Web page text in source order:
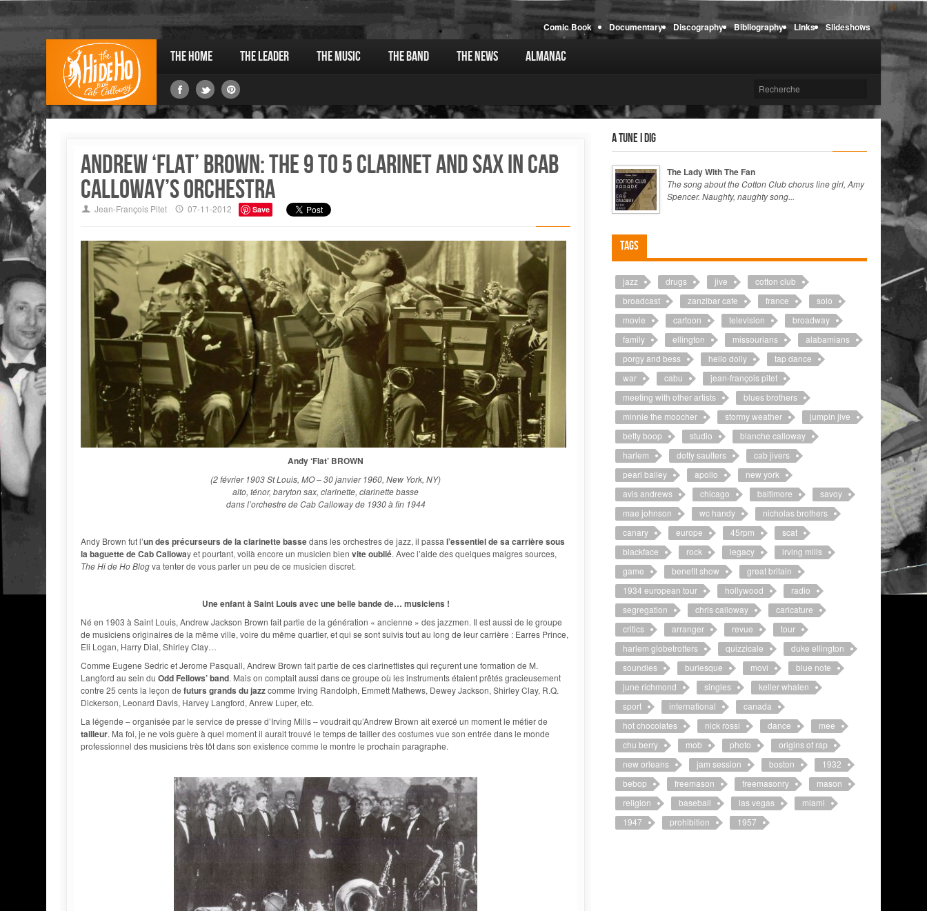
Comic Book Documentary Discography Bibliography Links Slideshows
The Home The Leader The Music The Band The News Almanac
Andrew ‘Flat’ BROWN: the 9 to 5 clarinet and sax in Cab
Calloway’s orchestra
Jean-François Pitet 07-11-2012 Save
Andy ‘Flat’ BROWN
(2 février 1903 St Louis, MO – 30 janvier 1960, New York, NY)
alto, ténor, baryton sax, clarinette, clarinette basse
dans l’orchestre de Cab Calloway de 1930 à fin 1944
Andy Brown fut l’un des précurseurs de la clarinette bassedans les orchestres de jazz, il passa l’essentiel de sa carrière sous
la baguette de Cab Calloway et pourtant, voilà encore un musicien bien vite oublié. Avec l’aide des quelques maigres sources,
The Hi de Ho Blogva tenter de vous parler un peu de ce musicien discret.
Une enfant à Saint Louis avec une belle bande de… musiciens !
Né en 1903 à Saint Louis, Andrew Jackson Brown fait partie de la génération « ancienne » des jazzmen. Il est aussi de le groupe
de musiciens originaires de la même ville, voire du même quartier, et qui se sont suivis tout au long de leur carrière : Earres Prince,
Eli Logan, Harry Dial, Shirley Clay…
Comme Eugene Sedric et Jerome Pasquall, Andrew Brown fait partie de ces clarinettistes qui reçurent une formation de M.
Langford au sein du Odd Fellows’ band. Mais on comptait aussi dans ce groupe où les instruments étaient prêtés gracieusement
contre 25 cents la leçon de futurs grands du jazzcomme Irving Randolph, Emmett Mathews, Dewey Jackson, Shirley Clay, R.Q.
Dickerson, Leonard Davis, Harvey Langford, Anrew Luper, etc.
La légende – organisée par le service de presse d’Irving Mills – voudrait qu’Andrew Brown ait exercé un moment le métier de
tailleur. Ma foi, je ne vois guère à quel moment il aurait trouvé le temps de tailler des costumes vue son entrée dans le monde
professionnel des musiciens très tôt dans son existence comme le montre le prochain paragraphe.
A tune I dig
The Lady With The Fan
The song about the Cotton Club chorus line girl, Amy
Spencer. Naughty, naughty song...
Tags
jazz drugs jive
cotton club
broadcast
zanzibar cafe france
solo
movie
cartoon television
broadway
family
ellington missourians
alabamians
porgy and bess
hello dolly
tap dance
war
cabu
jean-françois pitet
meeting with other artists
blues brothers
minnie the moocher
stormy weather
jumpin jive
betty boop
studio
blanche calloway
harlem
dotty saulters
cab jivers
pearl bailey
apollo
new york
avis andrews
chicago baltimore
savoy
mae johnson
wc handy
nicholas brothers
canary
europe 45rpm
scat
blackface
rock legacy
irving mills
game
benefit show
great britain
1934 european tour
hollywood
radio
segregation
chris calloway
caricature
critics
arranger revue
tour
harlem globetrotters
quizzicale
duke ellington
soundies
burlesque movi
blue note
june richmond
singles
keller whalen
sport
international
canada
hot chocolates
nick rossi dance
mee
chu berry
mob photo
origins of rap
new orleans
jam session boston
1932
bebop
freemason freemasonry
mason
religion
baseball las vegas
miami
1947
prohibition 1957